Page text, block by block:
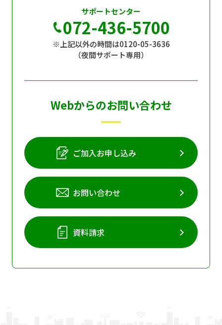
サポートセンター
072-436-5700
※上記以外の時間は0120-05-3636
（夜間サポート専用）
Webからのお問い合わせ
ご加入お申し込み
お問い合わせ
資料請求